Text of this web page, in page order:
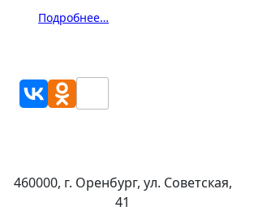
Подробнее…
460000, г. Оренбург, ул. Советская,
41